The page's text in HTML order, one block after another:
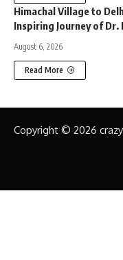
Himachal Village to
Inspiring Journey of Dr.
August 6, 2026
Read More
Copyright © 2026